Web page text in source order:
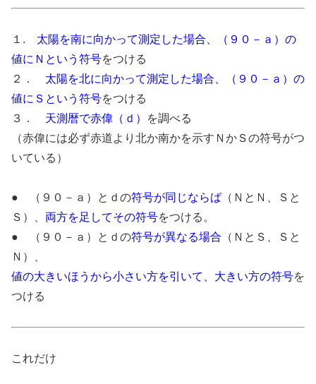
１. 太陽を南に向かって測定した場合、（９０－ａ）の
値にＮという符号をつける
２． 太陽を北に向かって測定した場合、（９０－ａ）の
値にＳという符号をつける
３． 天測暦で赤偉（ｄ）
を調べる
（赤偉には必ず赤道より北か南かを示すＮかＳの符号がつ
いている）
● （９０－ａ）とｄの符号が同じならば （ＮとＮ、Ｓと
Ｓ）、 両方を足してその符号をつける。
● （９０－ａ）とｄの符号が異なる場合 （ＮとＳ、Ｓと
Ｎ）、
値の大きいほうから小さい方を引いて、大きい方の符号を
つける
これだけ